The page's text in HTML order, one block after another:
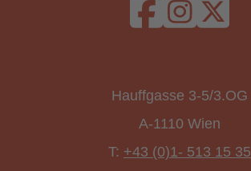
Hauffgasse 3-5/3.OG
A-1110 Wien
T: +43 (0)1- 513 15 35